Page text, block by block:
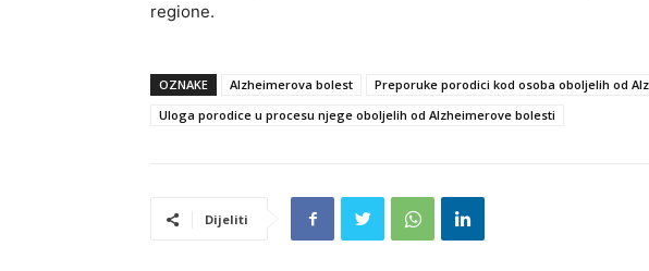
regione.
OZNAKE Alzheimerova bolest
Preporuke porodici kod osoba oboljelih od
Uloga porodice u procesu njege oboljelih od Alzheimerove bolesti
Dijeliti